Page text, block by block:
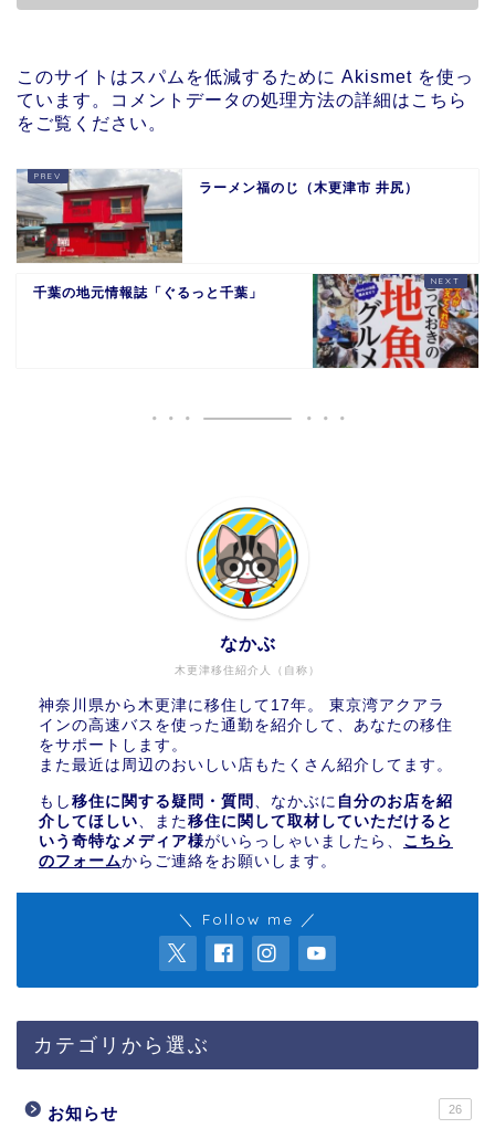
このサイトはスパムを低減するために Akismet を使っ
ています。
コメントデータの処理方法の詳細はこちら
をご覧ください 。
ラーメン福のじ（木更津市 井尻）
千葉の地元情報誌「ぐるっと千葉」
木更津移住紹介人（自称）
なかぶ
神奈川県から木更津に移住して17年。 東京湾アクアラ
インの高速バスを使った通勤を紹介して、あなたの移住
をサポートします。
また最近は周辺のおいしい店もたくさん紹介してます。
もし 移住に関する疑問・質問 、なかぶに 自分のお店を紹
介してほしい 、また移住に関して取材していただけると
いう奇特なメディア様がいらっしゃいましたら、 こちら
のフォームからご連絡をお願いします。
＼ Follow me ／
カテゴリから選ぶ
お知らせ 26